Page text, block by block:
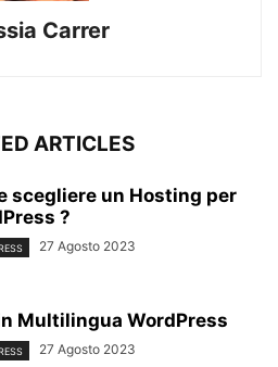
Carrer
ARTICLES
scegliere un Hosting per
?
27 Agosto 2023
Multilingua WordPress
27 Agosto 2023